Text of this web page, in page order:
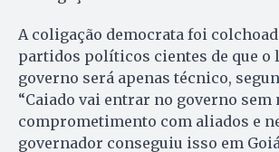
A coligação democrata foi
partidos políticos cientes de que o
governo será apenas técnico,
“Caiado vai entrar no governo sem
comprometimento com aliados e
governador conseguiu isso em